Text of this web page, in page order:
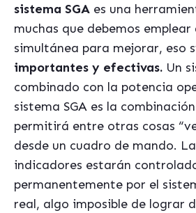
sistema SGA es una
muchas que debemos
simultánea para mejorar, eso
importantes y efectivas. Un
combinado con la potencia
sistema SGA es la
permitirá entre otras cosas
desde un cuadro de mando.
indicadores estarán
permanentemente por el
real, algo imposible de lograr